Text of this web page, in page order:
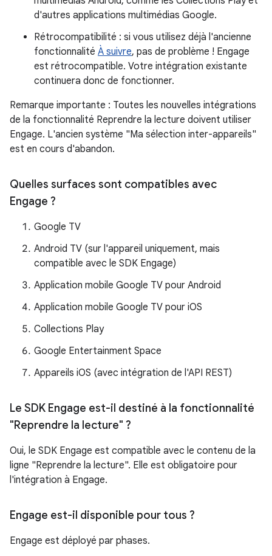
d'autres applications multimédias Google.
Rétrocompatibilité : si vous utilisez déjà l'ancienne
fonctionnalité À suivre, pas de problème ! Engage
est rétrocompatible. Votre intégration existante
continuera donc de fonctionner.
Remarque importante : Toutes les nouvelles intégrations
de la fonctionnalité Reprendre la lecture doivent utiliser
Engage. L'ancien système "Ma sélection inter-appareils"
est en cours d'abandon.
Quelles surfaces sont compatibles avec
Engage ?
Google TV
Android TV (sur l'appareil uniquement, mais
compatible avec le SDK Engage)
Application mobile Google TV pour Android
Application mobile Google TV pour iOS
Collections Play
Google Entertainment Space
Appareils iOS (avec intégration de l'API REST)
Le SDK Engage est-il destiné à la fonctionnalité
"Reprendre la lecture" ?
Oui, le SDK Engage est compatible avec le contenu de la
ligne "Reprendre la lecture". Elle est obligatoire pour
l'intégration à Engage.
Engage est-il disponible pour tous ?
Engage est déployé par phases.